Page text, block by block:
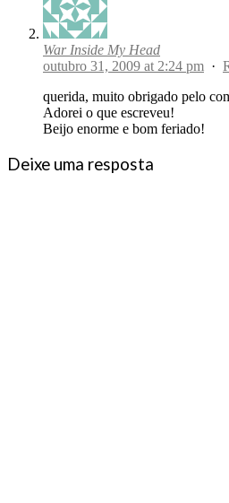
War Inside My Head
outubro 31, 2009 at 2:24 pm ·
querida, muito obrigado pelo
Adorei o que escreveu!
Beijo enorme e bom feriado!
Deixe uma resposta